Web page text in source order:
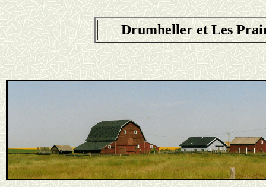
Drumheller et Les